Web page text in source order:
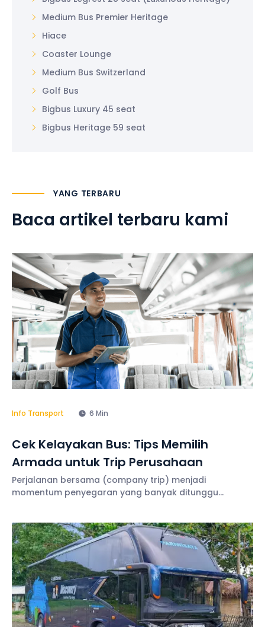
Medium Bus Premier Heritage
Hiace
Coaster Lounge
Medium Bus Switzerland
Golf Bus
Bigbus Luxury 45 seat
Bigbus Heritage 59 seat
YANG TERBARU
Baca artikel terbaru kami
Info Transport 6 Min
Cek Kelayakan Bus: Tips Memilih
Armada untuk Trip Perusahaan
Perjalanan bersama (company trip) menjadi
momentum penyegaran yang banyak ditunggu
yang besar. Namun, jangan lupa untuk melakukan